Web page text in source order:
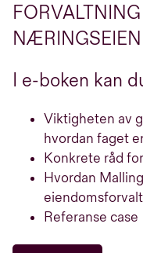
I e-boken kan
Viktigheten av
hvordan faget
Konkrete råd
Hvordan
Referanse case